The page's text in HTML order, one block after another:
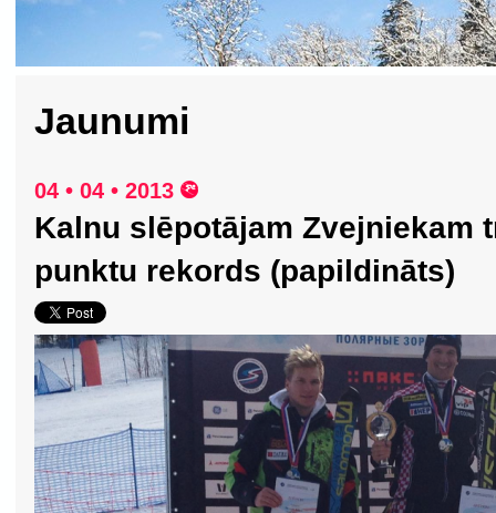
Jaunumi
04 • 04 • 2013
Kalnu slēpotājam Zvejniekam
punktu rekords (papildināts)